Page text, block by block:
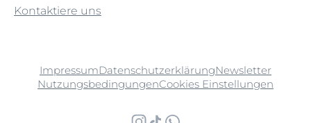
Kontaktiere uns
ImpressumDatenschutzerklärungNewsletter
NutzungsbedingungenCookies Einstellungen